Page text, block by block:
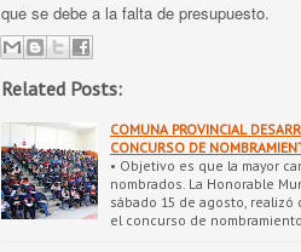
que se debe a la falta de presupuesto.
Related Posts:
COMUNA PROVINCIAL
CONCURSO DE
• Objetivo es que la mayor
nombrados. La Honorable
sábado 15 de agosto,
el concurso de